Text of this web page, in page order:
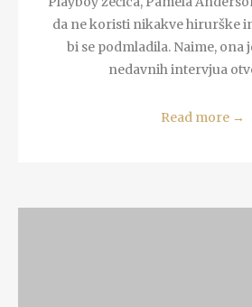
da ne koristi nikakve hirurške
bi se podmladila. Naime, ona
nedavnih intervjua
Read more →